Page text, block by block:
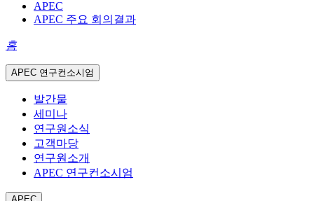
APEC
APEC 주요 회의결과
홈
APEC 연구컨소시엄
발간물
세미나
연구원소식
고객마당
연구원소개
APEC 연구컨소시엄